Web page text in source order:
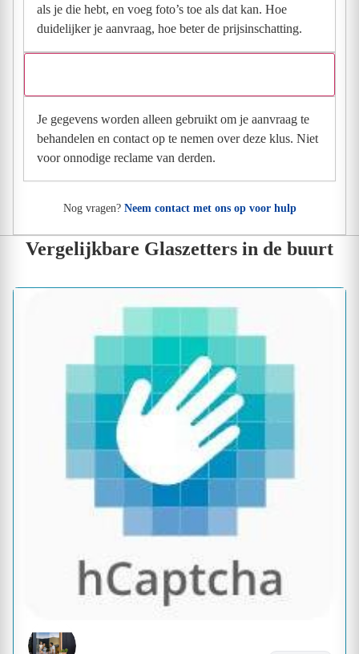
als je die hebt, en voeg foto’s toe als dat kan. Hoe
duidelijker je aanvraag, hoe beter de prijsinschatting.
Je gegevens worden alleen gebruikt om je aanvraag te
behandelen en contact op te nemen over deze klus. Niet
voor onnodige reclame van derden.
Nog vragen? Neem contact met ons op voor hulp
Vergelijkbare Glaszetters in de buurt